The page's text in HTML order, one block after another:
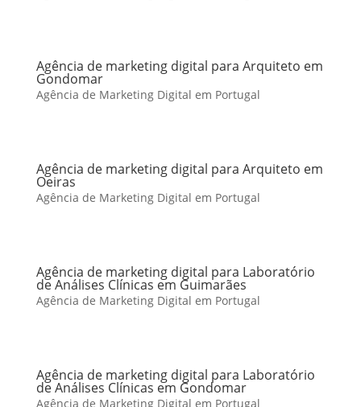
Agência de marketing digital para Arquiteto em
Gondomar
Agência de Marketing Digital em Portugal
Agência de marketing digital para Arquiteto em
Oeiras
Agência de Marketing Digital em Portugal
Agência de marketing digital para Laboratório
de Análises Clínicas em Guimarães
Agência de Marketing Digital em Portugal
Agência de marketing digital para Laboratório
de Análises Clínicas em Gondomar
Agência de Marketing Digital em Portugal